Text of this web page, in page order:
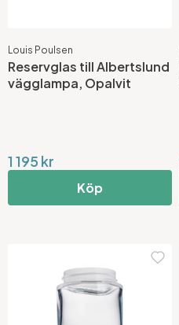
Louis Poulsen
Reservglas till Albertslund
vägglampa, Opalvit
1 195 kr
Köp